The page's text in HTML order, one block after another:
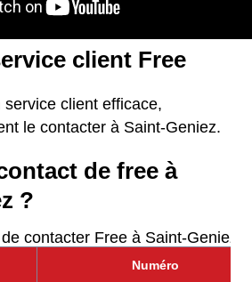
client Free
client efficace,
le contacter à Saint-Geniez.
de free à
?
contacter Free à Saint-Geniez
Numéro